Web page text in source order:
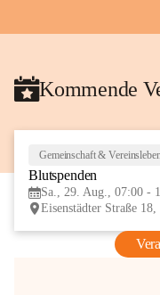
Kommende
Gemeinschaft & Vereinsleben
Blutspenden
Sa., 29. Aug., 07:00 -